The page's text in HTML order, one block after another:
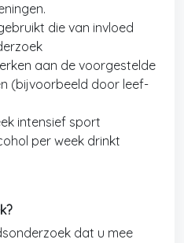
die van invloed
aan de voorgestelde
(bijvoorbeeld door leef-
intensief sport
per week drinkt
dat u mee